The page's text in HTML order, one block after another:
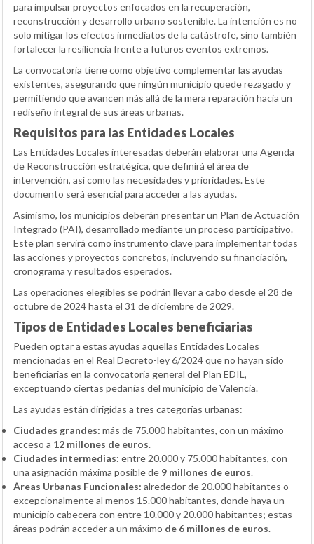
para impulsar proyectos enfocados en la recuperación,
reconstrucción y desarrollo urbano sostenible. La intención es no
solo mitigar los efectos inmediatos de la catástrofe, sino también
fortalecer la resiliencia frente a futuros eventos extremos.
La convocatoria tiene como objetivo complementar las ayudas
existentes, asegurando que ningún municipio quede rezagado y
permitiendo que avancen más allá de la mera reparación hacia un
rediseño integral de sus áreas urbanas.
Requisitos para las Entidades Locales
Las Entidades Locales interesadas deberán elaborar una Agenda
de Reconstrucción estratégica, que definirá el área de
intervención, así como las necesidades y prioridades. Este
documento será esencial para acceder a las ayudas.
Asimismo, los municipios deberán presentar un Plan de Actuación
Integrado (PAI), desarrollado mediante un proceso participativo.
Este plan servirá como instrumento clave para implementar todas
las acciones y proyectos concretos, incluyendo su financiación,
cronograma y resultados esperados.
Las operaciones elegibles se podrán llevar a cabo desde el 28 de
octubre de 2024 hasta el 31 de diciembre de 2029.
Tipos de Entidades Locales beneficiarias
Pueden optar a estas ayudas aquellas Entidades Locales
mencionadas en el Real Decreto-ley 6/2024 que no hayan sido
beneficiarias en la convocatoria general del Plan EDIL,
exceptuando ciertas pedanías del municipio de Valencia.
Las ayudas están dirigidas a tres categorías urbanas:
Ciudades grandes: más de 75.000 habitantes, con un máximo
acceso a 12 millones de euros.
Ciudades intermedias: entre 20.000 y 75.000 habitantes, con
una asignación máxima posible de 9 millones de euros.
Áreas Urbanas Funcionales: alrededor de 20.000 habitantes o
excepcionalmente al menos 15.000 habitantes, donde haya un
municipio cabecera con entre 10.000 y 20.000 habitantes; estas
áreas podrán acceder a un máximo de 6 millones de euros.